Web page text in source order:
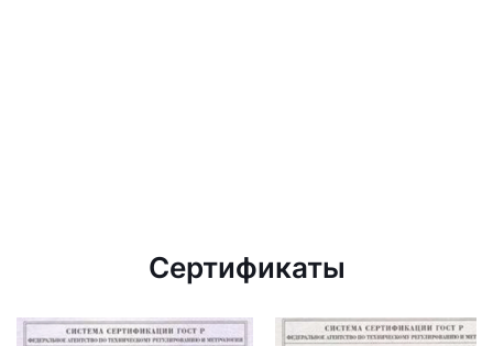
Сертификаты